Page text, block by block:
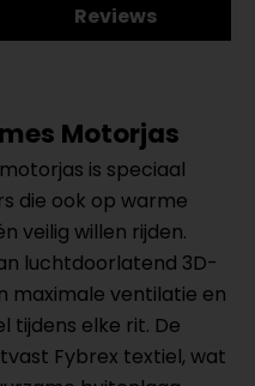
Reviews
Motorjas
is speciaal
die ook op warme
veilig willen rijden.
luchtdoorlatend 3D-
maximale ventilatie en
tijdens elke rit. De
Fybrex textiel, wat